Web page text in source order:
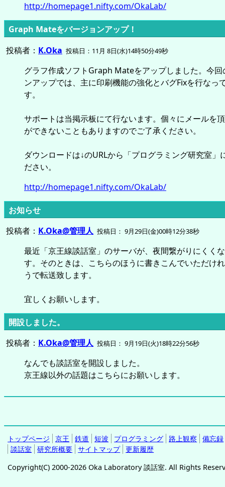
http://homepage1.nifty.com/OkaLab/
Graph Mateをバージョンアップ！
投稿者： K.Oka 投稿日：11月 8日(水)14時50分49秒
グラフ作成ソフトGraph Mateをアップしました。今回
ンアップでは、主に印刷機能の強化とバグFixを行なっ
す。
サポートは当掲示板にて行ないます。個々にメールを
ができないこともありますのでご了承ください。
ダウンロードは↓のURLから「プログラミング研究室」
ださい。
http://homepage1.nifty.com/OkaLab/
お知らせ
投稿者： K.Oka@管理人 投稿日： 9月29日(金)00時12分38秒
最近「京王線談話室」のサーバが、夜間繋がりにくく
す。そのときは、こちらのほうに書きこんでいただけ
うで転送致します。
宜しくお願いします。
開設しました。
投稿者： K.Oka@管理人 投稿日： 9月19日(火)18時22分56秒
なんでも談話室を開設しました。
京王線以外の話題はこちらにお願いします。
トップページ 京王 鉄道 短波 プログラミング 路上観察
備忘録
談話室
研究所概要 サイトマップ 更新履歴
Copyright(C) 2000-2026 Oka Laboratory 談話室. All Rights